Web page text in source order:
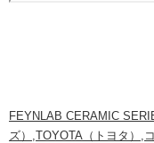
FEYNLAB CERAMIC
ズ） ,TOYOTA（トヨタ） ,